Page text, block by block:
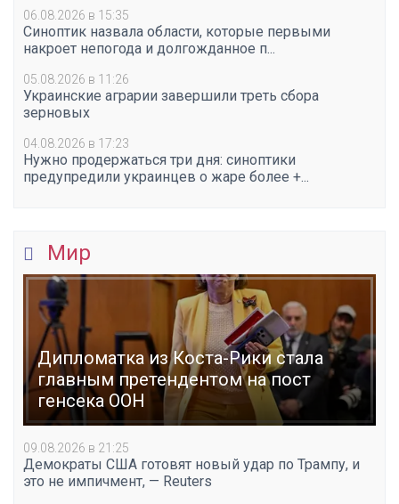
06.08.2026 в 15:35
Синоптик назвала области, которые первыми
накроет непогода и долгожданное п...
05.08.2026 в 11:26
Украинские аграрии завершили треть сбора
зерновых
04.08.2026 в 17:23
Нужно продержаться три дня: синоптики
предупредили украинцев о жаре более +...
Мир
Дипломатка из Коста-Рики стала
главным претендентом на пост
генсека ООН
09.08.2026 в 21:25
Демократы США готовят новый удар по Трампу, и
это не импичмент, — Reuters